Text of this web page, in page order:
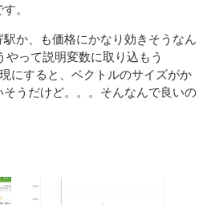
。
か、も価格にかなり効きそうなん
やって説明変数に取り込もう
にすると、ベクトルのサイズがか
うだけど。。。そんなんで良いの